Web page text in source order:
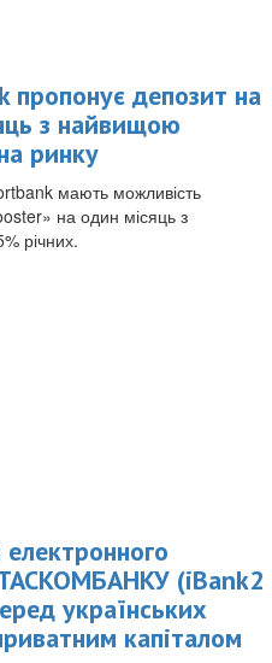
пропонує депозит на
з найвищою
ринку
мають можливість
на один місяць з
річних.
ТАСКОМБАНКУ (iBank2
українських
капіталом